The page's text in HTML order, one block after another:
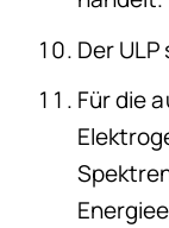
Der
Für die